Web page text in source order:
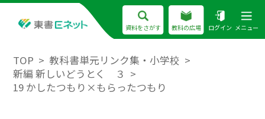
資料をさがす 教科の広場 ログイン メニュー
TOP
教科書単元リンク集・小学校
新編 新しいどうとく ３
19 かしたつもり×もらったつもり